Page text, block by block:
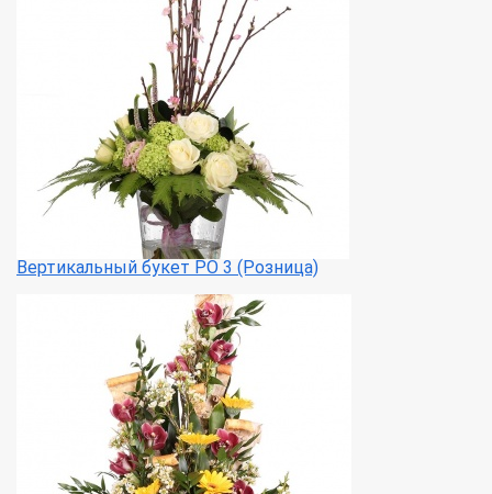
Вертикальный букет РО 3 (Розница)